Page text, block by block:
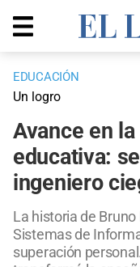
EDUCACIÓN
Un logro
Avance en
educativa:
ingeniero
La historia de
Sistemas de
superación